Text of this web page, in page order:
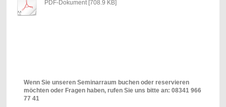
PDF-Dokument [708.9 KB]
Wenn Sie unseren Seminarraum buchen oder reservieren
möchten oder Fragen haben, rufen Sie uns bitte an: 08341 966
77 41